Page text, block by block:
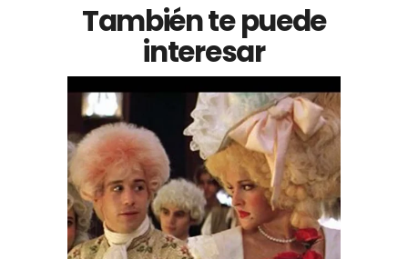
También te puede
interesar